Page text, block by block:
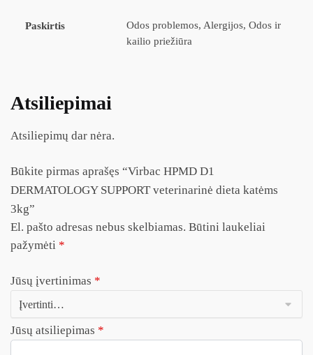
Paskirtis
Odos problemos, Alergijos, Odos ir
kailio priežiūra
Atsiliepimai
Atsiliepimų dar nėra.
Būkite pirmas aprašęs “Virbac HPMD D1
DERMATOLOGY SUPPORT veterinarinė dieta katėms
3kg”
El. pašto adresas nebus skelbiamas. Būtini laukeliai
pažymėti *
Jūsų įvertinimas *
Jūsų atsiliepimas *